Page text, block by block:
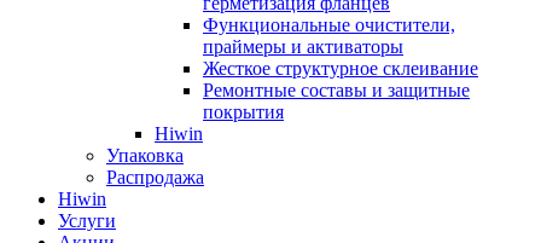
Функциональные очистители,
праймеры и активаторы
Жесткое структурное склеивание
Ремонтные составы и защитные
покрытия
Hiwin
Упаковка
Распродажа
Hiwin
Услуги